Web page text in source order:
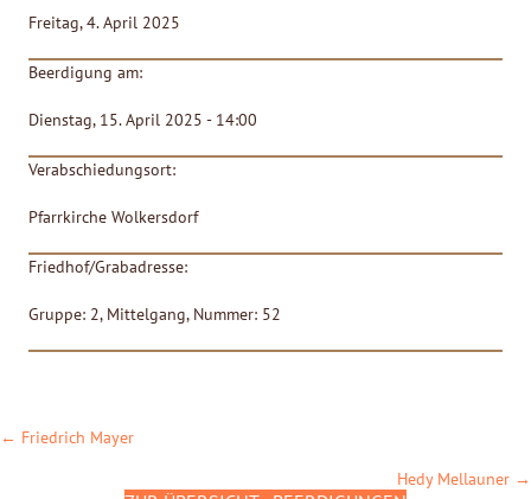
Freitag, 4. April 2025
Beerdigung am:
Dienstag, 15. April 2025 - 14:00
Verabschiedungsort:
Pfarrkirche Wolkersdorf
Friedhof/Grabadresse:
Gruppe: 2, Mittelgang, Nummer: 52
POSTS
NAVIGATION
← Friedrich Mayer
Hedy Mellauner →